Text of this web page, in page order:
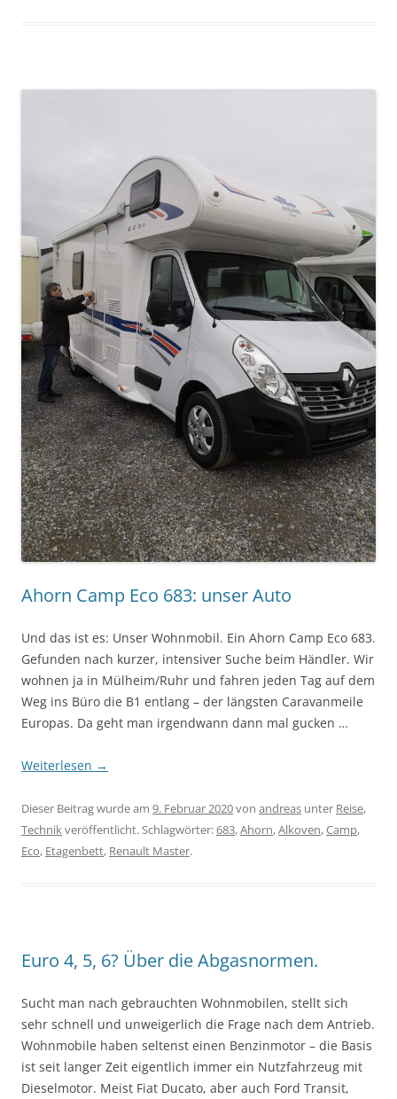
Ahorn Camp Eco 683: unser Auto
Und das ist es: Unser Wohnmobil. Ein Ahorn Camp Eco 683.
Gefunden nach kurzer, intensiver Suche beim Händler. Wir
wohnen ja in Mülheim/Ruhr und fahren jeden Tag auf dem
Weg ins Büro die B1 entlang – der längsten Caravanmeile
Europas. Da geht man irgendwann dann mal gucken …
Weiterlesen →
Dieser Beitrag wurde am 9. Februar 2020von andreas unter Reise,
Technikveröffentlicht. Schlagwörter:683,Ahorn,Alkoven,Camp,
Eco, Etagenbett, Renault Master.
Euro 4, 5, 6? Über die Abgasnormen.
Sucht man nach gebrauchten Wohnmobilen, stellt sich
sehr schnell und unweigerlich die Frage nach dem Antrieb.
Wohnmobile haben seltenst einen Benzinmotor – die Basis
ist seit langer Zeit eigentlich immer ein Nutzfahrzeug mit
Dieselmotor. Meist Fiat Ducato, aber auch Ford Transit,